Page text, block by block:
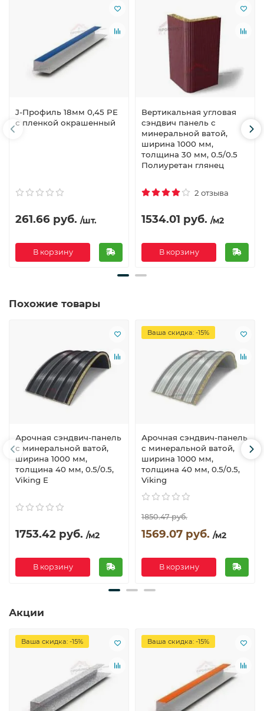
J-Профиль 18мм 0,45 PE
с пленкой окрашенный
261.66 руб. /шт.
В корзину
Вертикальная угловая
сэндвич панель с
минеральной ватой,
ширина 1000 мм,
толщина 30 мм, 0.5/0.5
Полиуретан глянец
2 отзыва
1534.01 руб. /м2
В корзину
Похожие товары
Арочная сэндвич-панель
с минеральной ватой,
ширина 1000 мм,
толщина 40 мм, 0.5/0.5,
Viking E
1753.42 руб. /м2
В корзину
Ваша скидка: -15%
Арочная сэндвич-панель
с минеральной ватой,
ширина 1000 мм,
толщина 40 мм, 0.5/0.5,
Viking
1850.47 руб.
1569.07 руб. /м2
В корзину
Акции
Ваша скидка: -15% Ваша скидка: -15%